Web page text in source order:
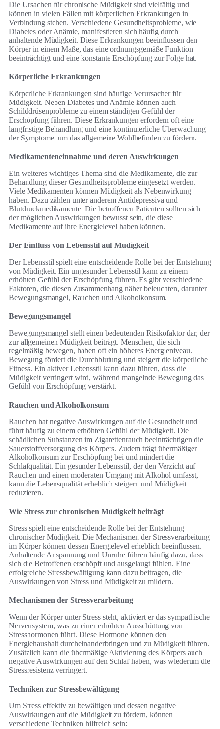
Die Ursachen für chronische Müdigkeit sind vielfältig und
können in vielen Fällen mit körperlichen Erkrankungen in
Verbindung stehen. Verschiedene Gesundheitsprobleme, wie
Diabetes oder Anämie, manifestieren sich häufig durch
anhaltende Müdigkeit. Diese Erkrankungen beeinflussen den
Körper in einem Maße, das eine ordnungsgemäße Funktion
beeinträchtigt und eine konstante Erschöpfung zur Folge hat.
Körperliche Erkrankungen
Körperliche Erkrankungen sind häufige Verursacher für
Müdigkeit. Neben Diabetes und Anämie können auch
Schilddrüsenprobleme zu einem ständigen Gefühl der
Erschöpfung führen. Diese Erkrankungen erfordern oft eine
langfristige Behandlung und eine kontinuierliche Überwachung
der Symptome, um das allgemeine Wohlbefinden zu fördern.
Medikamenteneinnahme und deren Auswirkungen
Ein weiteres wichtiges Thema sind die Medikamente, die zur
Behandlung dieser Gesundheitsprobleme eingesetzt werden.
Viele Medikamenten können Müdigkeit als Nebenwirkung
haben. Dazu zählen unter anderem Antidepressiva und
Blutdruckmedikamente. Die betroffenen Patienten sollten sich
der möglichen Auswirkungen bewusst sein, die diese
Medikamente auf ihre Energielevel haben können.
Der Einfluss von Lebensstil auf Müdigkeit
Der Lebensstil spielt eine entscheidende Rolle bei der Entstehung
von Müdigkeit. Ein ungesunder Lebensstil kann zu einem
erhöhten Gefühl der Erschöpfung führen. Es gibt verschiedene
Faktoren, die diesen Zusammenhang näher beleuchten, darunter
Bewegungsmangel, Rauchen und Alkoholkonsum.
Bewegungsmangel
Bewegungsmangel stellt einen bedeutenden Risikofaktor dar, der
zur allgemeinen Müdigkeit beiträgt. Menschen, die sich
regelmäßig bewegen, haben oft ein höheres Energieniveau.
Bewegung fördert die Durchblutung und steigert die körperliche
Fitness. Ein aktiver Lebensstil kann dazu führen, dass die
Müdigkeit verringert wird, während mangelnde Bewegung das
Gefühl von Erschöpfung verstärkt.
Rauchen und Alkoholkonsum
Rauchen hat negative Auswirkungen auf die Gesundheit und
führt häufig zu einem erhöhten Gefühl der Müdigkeit. Die
schädlichen Substanzen im Zigarettenrauch beeinträchtigen die
Sauerstoffversorgung des Körpers. Zudem trägt übermäßiger
Alkoholkonsum zur Erschöpfung bei und mindert die
Schlafqualität. Ein gesunder Lebensstil, der den Verzicht auf
Rauchen und einen moderaten Umgang mit Alkohol umfasst,
kann die Lebensqualität erheblich steigern und Müdigkeit
reduzieren.
Wie Stress zur chronischen Müdigkeit beiträgt
Stress spielt eine entscheidende Rolle bei der Entstehung
chronischer Müdigkeit. Die Mechanismen der Stressverarbeitung
im Körper können dessen Energielevel erheblich beeinflussen.
Anhaltende Anspannung und Unruhe führen häufig dazu, dass
sich die Betroffenen erschöpft und ausgelaugt fühlen. Eine
erfolgreiche Stressbewältigung kann dazu beitragen, die
Auswirkungen von Stress und Müdigkeit zu mildern.
Mechanismen der Stressverarbeitung
Wenn der Körper unter Stress steht, aktiviert er das sympathische
Nervensystem, was zu einer erhöhten Ausschüttung von
Stresshormonen führt. Diese Hormone können den
Energiehaushalt durcheinanderbringen und zu Müdigkeit führen.
Zusätzlich kann die übermäßige Aktivierung des Körpers auch
negative Auswirkungen auf den Schlaf haben, was wiederum die
Stressresistenz verringert.
Techniken zur Stressbewältigung
Um Stress effektiv zu bewältigen und dessen negative
Auswirkungen auf die Müdigkeit zu fördern, können
verschiedene Techniken hilfreich sein: